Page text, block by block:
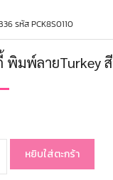
รหัส PCK8S0110
พิมพ์ลายTurkey
หยิบใส่ตะกร้า